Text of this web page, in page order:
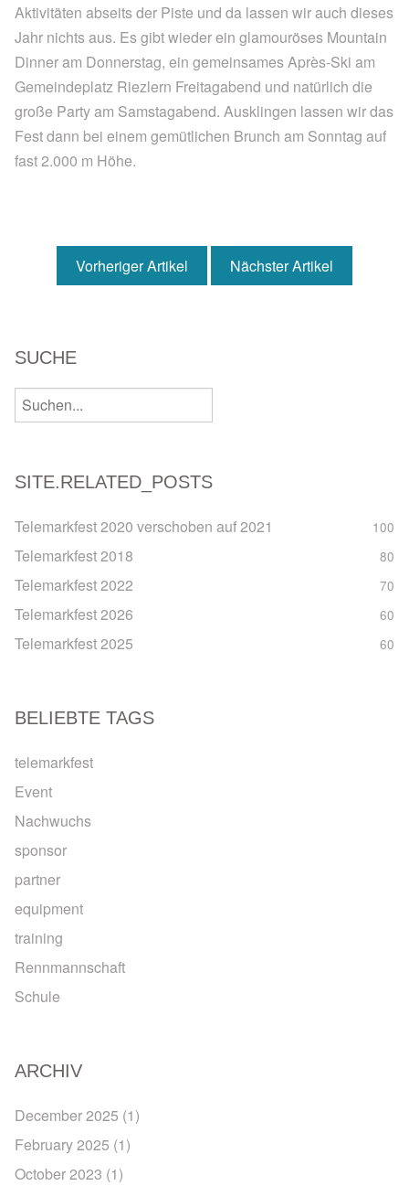
Aktivitäten abseits der Piste und da lassen wir auch dieses
Jahr nichts aus. Es gibt wieder ein glamouröses Mountain
Dinner am Donnerstag, ein gemeinsames Après-Ski am
Gemeindeplatz Riezlern Freitagabend und natürlich die
große Party am Samstagabend. Ausklingen lassen wir das
Fest dann bei einem gemütlichen Brunch am Sonntag auf
fast 2.000 m Höhe.
Vorheriger Artikel Nächster Artikel
SUCHE
SITE.RELATED_POSTS
100
Telemarkfest 2020 verschoben auf 2021
80
Telemarkfest 2018
70
Telemarkfest 2022
60
Telemarkfest 2026
60
Telemarkfest 2025
BELIEBTE TAGS
telemarkfest
Event
Nachwuchs
sponsor
partner
equipment
training
Rennmannschaft
Schule
ARCHIV
December 2025 (1)
February 2025 (1)
October 2023 (1)